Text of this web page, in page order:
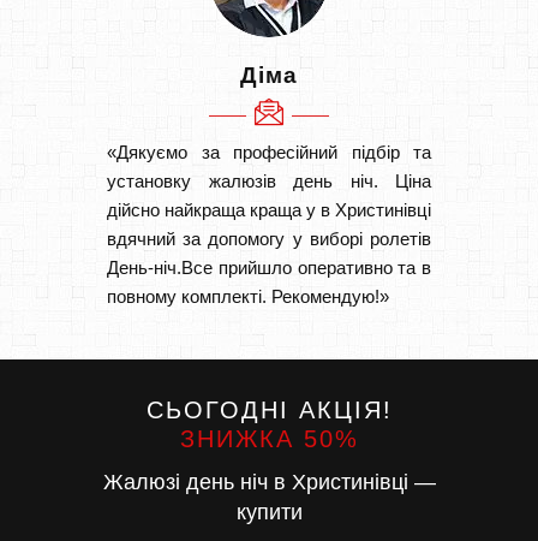
Діма
«Дякуємо за професійний підбір та
установку жалюзів день ніч. Ціна
дійсно найкраща краща у в Христинівці
вдячний за допомогу у виборі ролетів
День-ніч.Все прийшло оперативно та в
повному комплекті. Рекомендую!»
СЬОГОДНІ АКЦІЯ!
ЗНИЖКА 50%
Жалюзі день ніч в Христинівці —
купити